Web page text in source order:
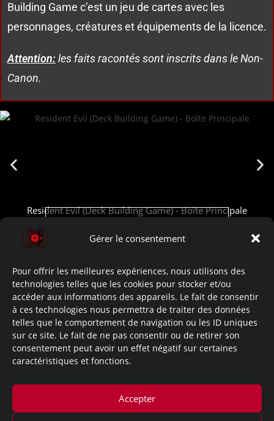
Gérer le consentement
Pour offrir les meilleures expériences, nous utilisons des
technologies telles que les cookies pour stocker et/ou
accéder aux informations des appareils. Le fait de consentir
à ces technologies nous permettra de traiter des données
telles que le comportement de navigation ou les ID uniques
sur ce site. Le fait de ne pas consentir ou de retirer son
consentement peut avoir un effet négatif sur certaines
caractéristiques et fonctions.
Accepter
Building Game c’est un jeu de cartes avec les
personnages, créatures et équipements de la licence.
Attention:les faits racontés sont inscrits dans le Non-
Canon.
Resident Evil (Deck Building Game) - Boîte Principale
Cliquez pour accepter les cookies
marketing et activer ce contenu
Liens de l’œuvre:
Développement: (Site)
Let’s Play: (Youtube)
Lore: (Site)
Documents: No Data.